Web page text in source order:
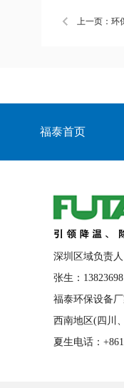
上一页：环
福泰首页
深圳区域负责人
张生：
福泰环保设备
西南地区(四川
夏生电话：